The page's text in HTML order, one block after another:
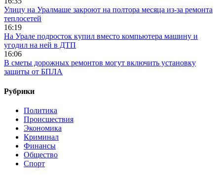
Улицу на Уралмаше закроют на полтора месяца из-за ремонта
теплосетей
16:19
На Урале подросток купил вместо компьютера машину и
угодил на ней в ДТП
16:06
В сметы дорожных ремонтов могут включить установку
защиты от БПЛА
Рубрики
Политика
Происшествия
Экономика
Криминал
Финансы
Общество
Спорт